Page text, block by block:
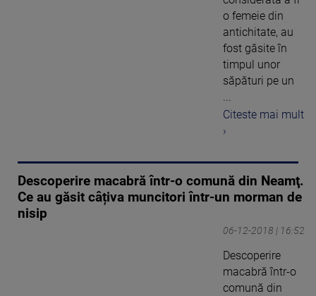
o femeie din
antichitate, au
fost găsite în
timpul unor
săpături pe un
...
Citeste mai mult
›
Descoperire macabră într-o comună din Neamţ.
Ce au găsit câțiva muncitori într-un morman de
nisip
06-12-2018 | 16:52
Descoperire
macabră într-o
comună din